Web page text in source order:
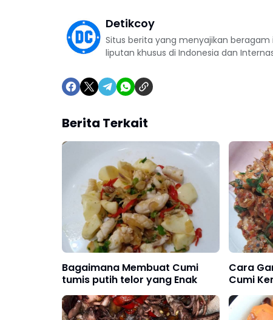
Detikcoy
Situs berita yang menyajikan
liputan khusus di Indonesia dan
Berita Terkait
Bagaimana Membuat Cumi
tumis putih telor yang Enak
Cara
Cumi